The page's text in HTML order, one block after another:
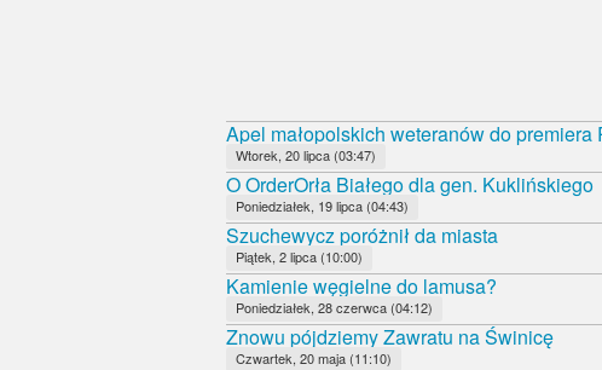
Apel małopolskich weteranów do
Wtorek, 20 lipca (03:47)
O OrderOrła Białego dla gen. Kuklińskiego
Poniedziałek, 19 lipca (04:43)
Szuchewycz poróżnił da miasta
Piątek, 2 lipca (10:00)
Kamienie węgielne do lamusa?
Poniedziałek, 28 czerwca (04:12)
Znowu pójdziemy Zawratu na Świnicę
Czwartek, 20 maja (11:10)